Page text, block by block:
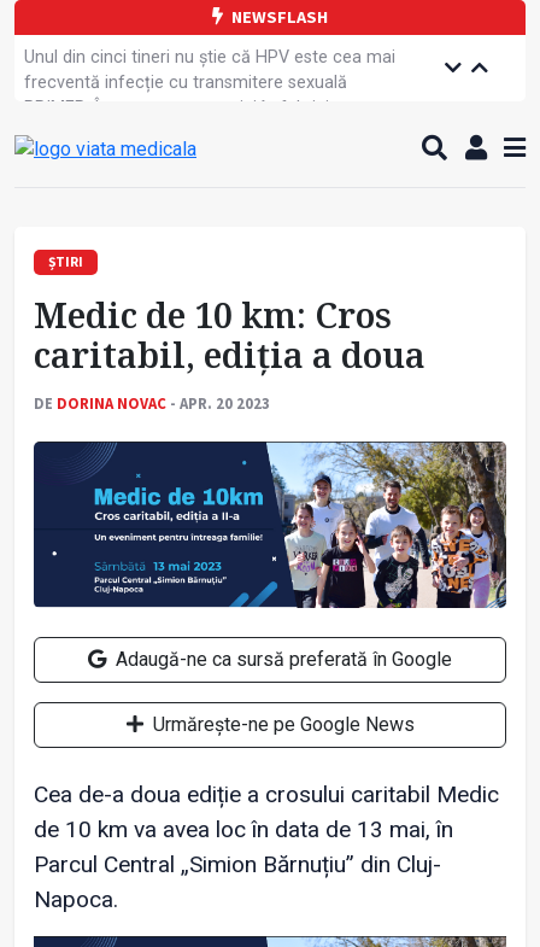
NEWSFLASH
Unul din cinci tineri nu știe că HPV este cea mai
frecventă infecție cu transmitere sexuală
PRIMER: Întreruperea energiei în fabrici ar pune
pacienții în pericol
Subiecte unice la examenul de specialist
Care este legătura dintre oboseala mintală și
Campanie de prevenție dedicată sportivelor
tulpinei Bundibugyo a virusului Ebola
copilului
Concursul Internațional George Enescu, la ceas
aniversar
ȘTIRI
Medic de 10 km: Cros
caritabil, ediția a doua
DE DORINA NOVAC - APR. 20 2023
Adaugă-ne ca sursă preferată în Google
Urmărește-ne pe Google News
Cea de-a doua ediție a crosului caritabil Medic
de 10 km va avea loc în data de 13 mai, în
Parcul Central „Simion Bărnuțiu” din Cluj-
Napoca.